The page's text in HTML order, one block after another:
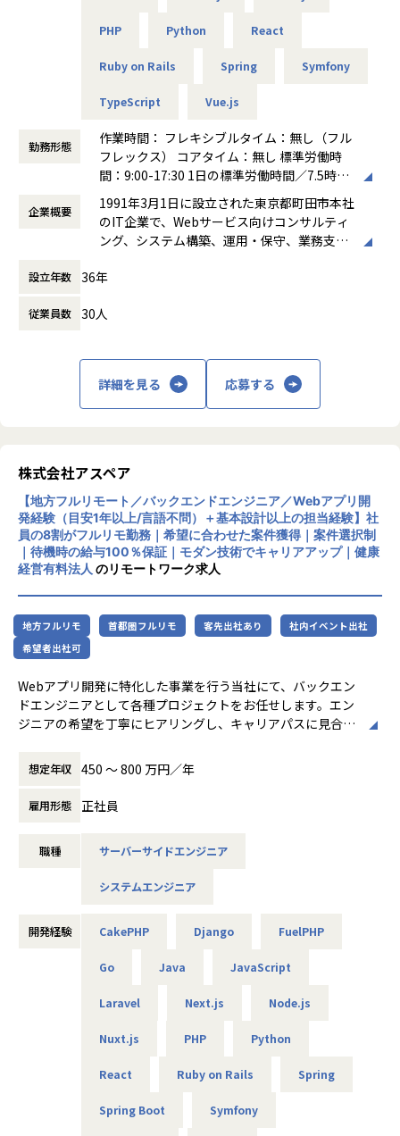
既存システムの改善提案はもちろん、まだ顕在化していない
いわば「技術提案型SE」「ITコンサルタント」のようなキャ
開発だけでなく、顧客と向き合い、課題発見から提案、プロ
たい方にぜひ挑戦していただきたいと考えています
【必須（MUST）スキル】
・システム開発経験1年以上
・PHPを用いた開発経験
・チームで円滑にコミュニケーションを取りながら業務を進
・PHPの開発経験を活かしてWebシステム開発に携わりたい
いきたい方
・チームで協力しながらリモート環境でも主体的に業務を進
められる方
【メッセージ】
AIの活用が進むこれからの時代、エンジニアには「依頼され
たものを正確に作る力」だけでなく
「何を作れば顧客にとって価値があるのか」を考える力がよ
り求められていきます。
当社では、PHP開発を入口に、社会インフラを支えるWebシ
ステム開発に携わりながら
将来的には既存改善や新規プロジェクトの提案にも関われる
SEへ成長していただきたいと考えています。
で解決策を形にする。
そんな“価値を生み出すエンジニア”を目指したい方からのご
応募をお待ちしています！
【業務の変更の範囲】
会社の規定に準ずる
1.BtoBの人事労務の効率化を目指すHRテックのSaaSプロ
▪言語/FW：Ruby、Ruby on Rails、Vue.js
ド/QA/デザイナーと4チーム
（バックエンドチーム5名に所属）
▪タスク管理：Jira
▪コミュニケーションツール：slack
2.シニアの人が介護施設を見つけるためのマッチングプラ
▪PHP（Zend Framework）からのリプレイス
▪チーム体制：3名 うち1名がチームリーダー
▪主にLINEで企業と顧客のコミュニケーションを促進す
るプラットフォーム開発
▪チーム体制：5名（全体で5つの開発チーム）
▪ドキュメント管理：Notion
▪コミュニケーションツール：slack
■アスペアの開発について
自社開発企業のプロパーのエンジニアと同じ役割を任せて頂
ける案件が多いです。
【案件事例】
・弊社のエンジニアが、エンド企業の5名のエンジニアをま
・ユーザー数100万人以上のEコマース開発にて、DevOpsの
導入支援や本番環境への移行を担当
・プロダクトの立ち上げフェーズ（0→1）にて技術選定より
※これらの経験が積めるため、アスペアからの転職者は事業
PHP Python React
Ruby on Rails Spring Symfony
TypeScript Vue.js
勤務形態
作業時間： フレキシブルタイム：無し（フル
フレックス） コアタイム：無し 標準労働時
間：9:00-17:30 1日の標準労働時間／7.5時間
働き方：
フルフレックス制
時間外労働の有無： 有（月平均0時間～20時
間）
休憩時間： 60分
企業概要
1991年3月1日に設立された東京都町田市本社
のIT企業で、Webサービス向けコンサルティ
ング、システム構築、運用・保守、業務支援
発、試験、システム移行、AWS を中心とした
く対応し、auコマース＆ライフ、KDDI、楽
き方を重視し、リモートワークやフレックス
制度など健康経営への積極的な取り組みも特
徴です。
設立年数 36年
従業員数 30人
詳細を見る 応募する
株式会社アスペア
【地方フルリモート／バックエンドエンジニア／Webアプリ開
発経験（目安1年以上/言語不問）＋基本設計以上の担当経験】社
員の8割がフルリモ勤務｜希望に合わせた案件獲得｜案件選択制
｜待機時の給与100％保証｜モダン技術でキャリアアップ｜健康
経営有料法人 のリモートワーク求人
地方フルリモ 首都圏フルリモ 客先出社あり
社内イベント出社
希望者出社可
Webアプリ開発に特化した事業を行う当社にて、バックエン
ドエンジニアとして各種プロジェクトをお任せします。エン
ジニアの希望を丁寧にヒアリングし、キャリアパスに見合っ
▼本ポジションの特徴
■Webアプリ開発（Ruby, Go, PHP, Java等）
挟まない）が7割以上で上流の経験も可。
ービス開発の現場に参画しています。
pt等のモダン環境も豊富。営業が希望を丁寧にヒアリング
希望を最優先にアサインします。
＜キャリアチェンジ事例＞
oC向けのWebサービス開発にキャリアチェンジ
・フロントエンド経験がメインのエンジニアがバックエンド
想定年収 450 〜 800 万円／年
雇用形態 正社員
職種 サーバーサイドエンジニア
システムエンジニア
開発経験 CakePHP Django FuelPHP
Go Java JavaScript
Laravel Next.js Node.js
Nuxt.js PHP Python
React Ruby on Rails Spring
Spring Boot Symfony